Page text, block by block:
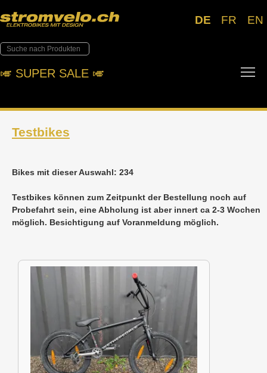
DE FR EN
🎺︎ SUPER SALE 🎺︎
Testbikes
Bikes mit dieser Auswahl: 234
Testbikes können zum Zeitpunkt der Bestellung noch auf
Probefahrt sein, eine Abholung ist aber innert ca 2-3 Wochen
möglich. Besichtigung auf Voranmeldung möglich.